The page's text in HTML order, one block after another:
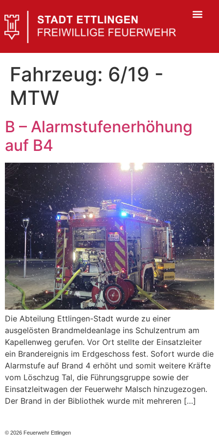
Fahrzeug: 6/19 -
MTW
B – Alarmstufenerhöhung
auf B4
Die Abteilung Ettlingen-Stadt wurde zu einer
ausgelösten Brandmeldeanlage ins Schulzentrum am
Kapellenweg gerufen. Vor Ort stellte der Einsatzleiter
ein Brandereignis im Erdgeschoss fest. Sofort wurde die
Alarmstufe auf Brand 4 erhöht und somit weitere Kräfte
vom Löschzug Tal, die Führungsgruppe sowie der
Einsatzleitwagen der Feuerwehr Malsch hinzugezogen.
Der Brand in der Bibliothek wurde mit mehreren […]
© 2026 Feuerwehr Ettlingen